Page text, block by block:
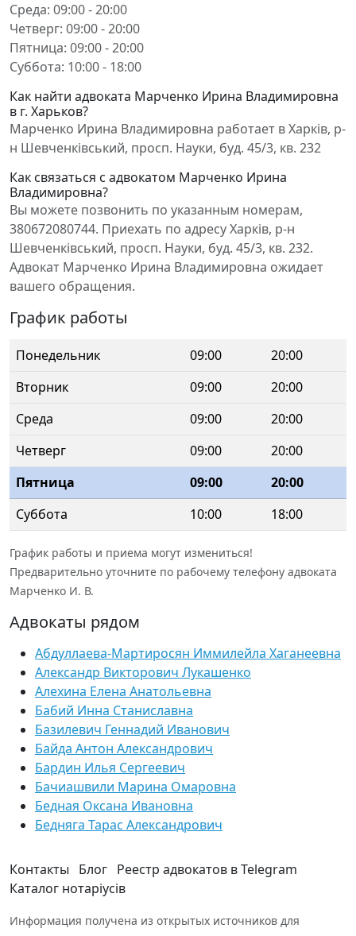
Среда: 09:00 - 20:00
Четверг: 09:00 - 20:00
Пятница: 09:00 - 20:00
Суббота: 10:00 - 18:00
Как найти адвоката Марченко Ирина Владимировна
в г. Харьков?
Марченко Ирина Владимировна работает в Харків, р-
н Шевченківський, просп. Науки, буд. 45/3, кв. 232
Как связаться с адвокатом Марченко Ирина
Владимировна?
Вы можете позвонить по указанным номерам,
380672080744. Приехать по адресу Харків, р-н
Шевченківський, просп. Науки, буд. 45/3, кв. 232.
Адвокат Марченко Ирина Владимировна ожидает
вашего обращения.
График работы
Понедельник 09:00
20:00
Вторник
09:00
20:00
Среда
09:00
20:00
Четверг
09:00
20:00
Пятница
09:00
20:00
Суббота
10:00 18:00
График работы и приема могут измениться!
Предварительно уточните по рабочему телефону адвоката
Марченко И. В.
Адвокаты рядом
Абдуллаева-Мартиросян Иммилейла Хаганеевна
Александр Викторович Лукашенко
Алехина Елена Анатольевна
Бабий Инна Станиславна
Базилевич Геннадий Иванович
Байда Антон Александрович
Бардин Илья Сергеевич
Бачиашвили Марина Омаровна
Бедная Оксана Ивановна
Бедняга Тарас Александрович
Контакты Блог Реестр адвокатов в Telegram
Каталог нотаріусів
Информация получена из открытых источников для